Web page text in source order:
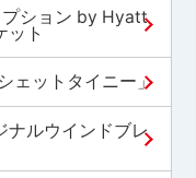
ション by Hyatt
ット
ェットタイニー」
ナルウインドブレ